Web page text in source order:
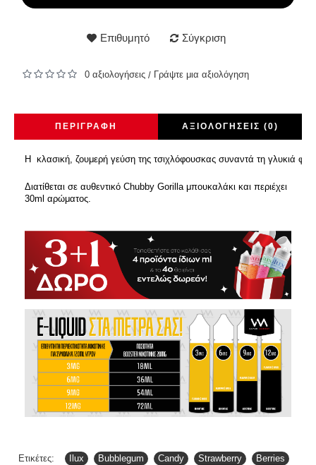
Επιθυμητό Σύγκριση
0 αξιολογήσεις / Γράψτε μια αξιολόγηση
ΠΕΡΙΓΡΑΦΉ ΑΞΙΟΛΟΓΉΣΕΙΣ (0)
Η κλασική, ζουμερή γεύση της τσιχλόφουσκας συναντά τη γλυκιά
Διατίθεται σε αυθεντικό Chubby Gorilla μπουκαλάκι και περιέχει
30ml αρώματος.
Ετικέτες: Ilux Bubblegum Candy Strawberry Berries